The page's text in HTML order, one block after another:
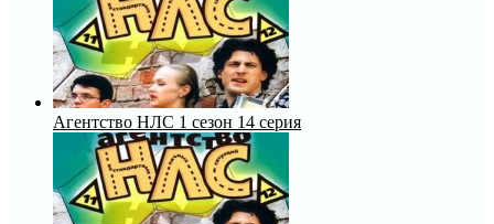
Агентство НЛС 1 сезон 14 серия